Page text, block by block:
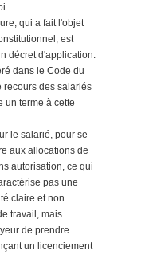
qui a fait l'objet
est
décret d'application.
dans le Code du
recours des salariés
un terme à cette
le salarié, pour se
aux allocations de
autorisation, ce qui
pas une
claire et non
travail, mais
de prendre
un licenciement